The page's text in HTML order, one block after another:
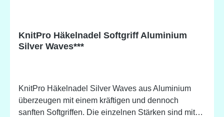
KnitPro Häkelnadel Softgriff Aluminium
Silver Waves***
KnitPro Häkelnadel Silver Waves aus Aluminium
überzeugen mit einem kräftigen und dennoch
sanften Softgriffen. Die einzelnen Stärken sind mit